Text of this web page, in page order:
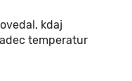
kdaj
temperatur